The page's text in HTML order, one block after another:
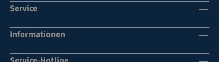
Service
Informationen